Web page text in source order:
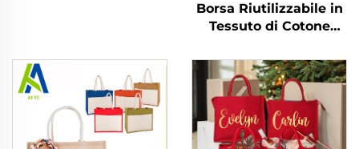
immagazzinaggio e
spesa
Borsa Riutilizzabile in
Tessuto di Cotone
con Disegno
Personalizzato,
Organica e Sostenibile,
con Materiale in Juta,
per la Spiaggia e la